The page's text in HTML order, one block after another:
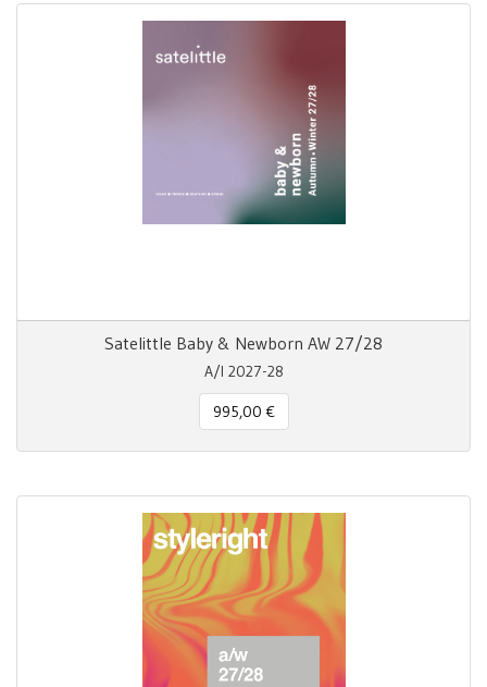
Satelittle Baby & Newborn AW 27/28
A/I 2027-28
995,00 €